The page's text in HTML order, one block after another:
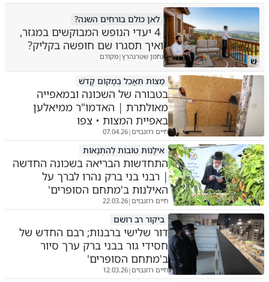
ש
לאן כולם בורחים השנה?
4 יעדי הנופש המבוקשים במגזר,
ואיך תסגרו שם חופשה בקליק?
נחמן שטרנהרץ|מקודם
מַצּוֹת תֵּאָכֵל בְּמָקוֹם קָדֹשׁ
בטבורה של השכונה ובמאפייה
מאולתרת | האדמו"ר ממיאלען
באפיית המצות • צפו
חיים רוזנבוים|
07.04.26
אִילָנוֹת טוֹבוֹת לְהִתְנָאוֹת
התחדשות הבריאה בשכונה החדשה
| רבני בני ברק נהרו לברך על
האילנות ב'מתחם הסופרים'
חיים רוזנבוים|
22.03.26
ביקור רב רושם
דור שלישי ברבנות; רבם החדש של
חסידי גור בבני ברק ערך סיור
ב'מתחם הסופרים'
חיים רוזנבוים|
12.03.26